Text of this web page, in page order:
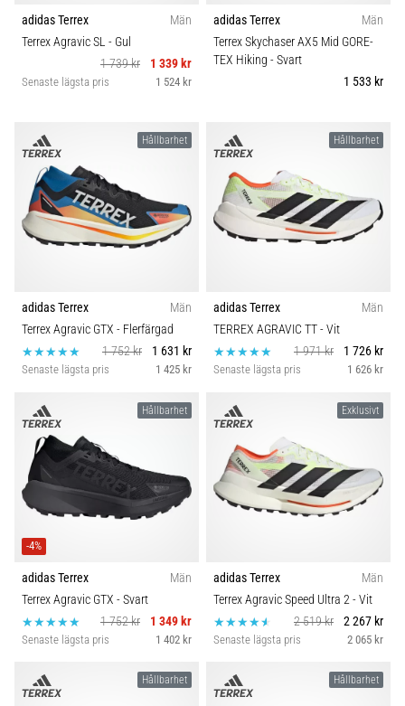
vanligaste
orsakerna
är
fasciit.
det…
Visa
alla
adidas Terrex
Män
Terrex Agravic SL - Gul
1 739 kr
1 339 kr
Senaste lägsta pris 1 524 kr
adidas Terrex
Män
Terrex Skychaser AX5 Mid GORE-
TEX Hiking - Svart
1 533 kr
Hållbarhet
adidas Terrex
Män
Terrex Agravic GTX - Flerfärgad
1 752 kr
1 631 kr
Senaste lägsta pris 1 425 kr
Hållbarhet
adidas Terrex
Män
TERREX AGRAVIC TT- Vit
1 971 kr
1 726 kr
Senaste lägsta pris 1 626 kr
Hållbarhet
-4%
adidas Terrex
Män
Terrex Agravic GTX - Svart
1 752 kr
1 349 kr
Senaste lägsta pris 1 402 kr
Exklusivt
adidas Terrex
Män
Terrex Agravic Speed Ultra 2- Vit
2 519 kr
2 267 kr
Senaste lägsta pris 2 065 kr
Hållbarhet Hållbarhet